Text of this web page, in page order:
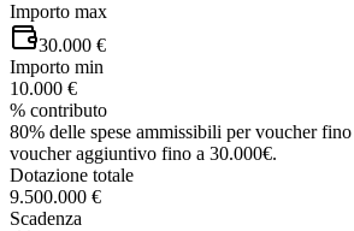
Importo max
30.000 €
Importo min
10.000 €
% contributo
80% delle spese ammissibili per voucher
voucher aggiuntivo fino a 30.000€.
Dotazione totale
9.500.000 €
Scadenza